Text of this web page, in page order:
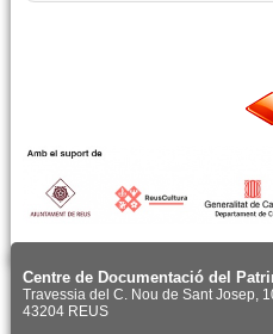
Centre de Documentació del
Travessia del C. Nou de Sant Josep,
43204 REUS